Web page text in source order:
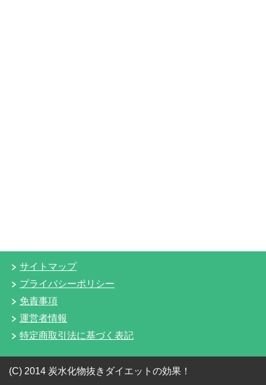
サイトマップ
プライバシーポリシー
免責事項
運営者情報
特定商取引法に基づく表記
(C) 2014 炭水化物抜きダイエットの効果！